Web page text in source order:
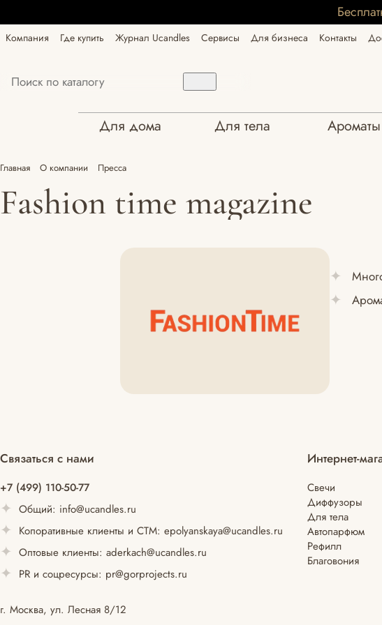
Компания Где купить Журнал Ucandles Сервисы Для бизнеса Контакты
Для дома Для тела Ароматы
Главная О компании Пресса
Fashion time magazine
Связаться с нами
+7 (499) 110-50-77
Общий: info@ucandles.ru
Копоративные клиенты и СТМ: epolyanskaya@ucandles.ru
Оптовые клиенты: aderkach@ucandles.ru
PR и соцресурсы: pr@gorprojects.ru
г. Москва, ул. Лесная 8/12
Интернет-
Свечи
Диффузоры
Для тела
Автопарфюм
Рефилл
Благовония